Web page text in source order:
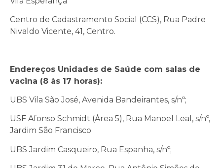
Centro de Cadastramento Social (CCS), Rua Padre
Nivaldo Vicente, 41, Centro.
Endereços Unidades de Saúde com salas de
vacina (8 às 17 horas):
UBS Vila São José, Avenida Bandeirantes, s/nº;
USF Afonso Schmidt (Área 5), Rua Manoel Leal, s/nº,
Jardim São Francisco
UBS Jardim Casqueiro, Rua Espanha, s/nº;